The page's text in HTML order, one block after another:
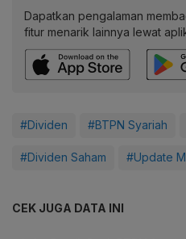
Dapatkan pengalaman
fitur menarik lainnya lewat
#Dividen #BTPN Syariah
#Dividen Saham #Update
CEK JUGA DATA INI